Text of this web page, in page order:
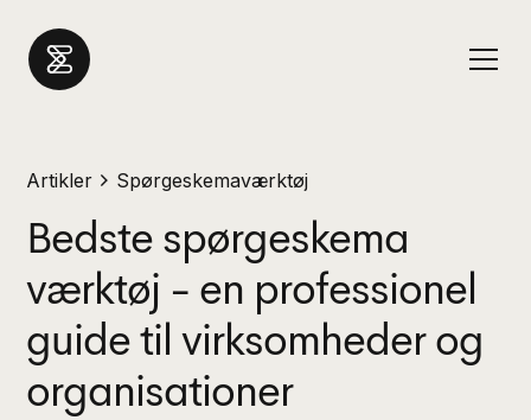
Artikler Spørgeskemaværktøj
Bedste spørgeskema
værktøj - en professionel
guide til virksomheder og
organisationer